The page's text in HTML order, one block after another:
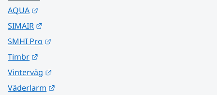
AQUA
SIMAIR
SMHI Pro
Timbr
Vinterväg
Väderlarm